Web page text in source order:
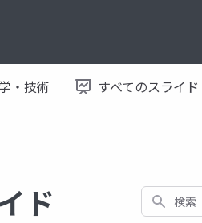
・技術 すべてのスライド
ド 検索